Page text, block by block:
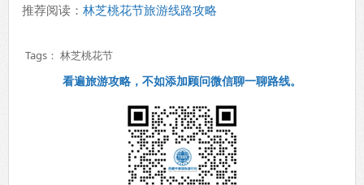
推荐阅读： 林芝桃花节旅游线路攻略
Tags： 林芝桃花节
看遍旅游攻略，不如添加顾问微信聊一聊路线。